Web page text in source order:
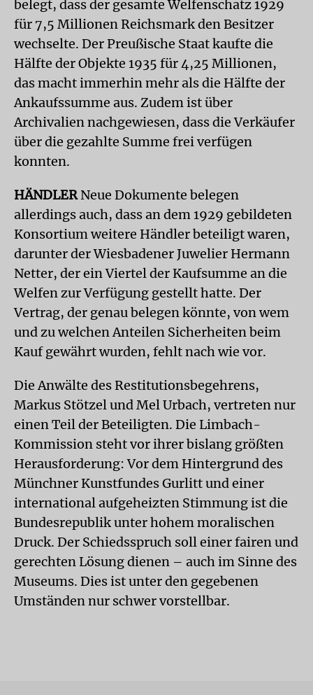
belegt, dass der gesamte Welfenschatz 1929
für 7,5 Millionen Reichsmark den Besitzer
wechselte. Der Preußische Staat kaufte die
Hälfte der Objekte 1935 für 4,25 Millionen,
das macht immerhin mehr als die Hälfte der
Ankaufssumme aus. Zudem ist über
Archivalien nachgewiesen, dass die Verkäufer
über die gezahlte Summe frei verfügen
konnten.
HÄNDLERNeue Dokumente belegen
allerdings auch, dass an dem 1929 gebildeten
Konsortium weitere Händler beteiligt waren,
darunter der Wiesbadener Juwelier Hermann
Netter, der ein Viertel der Kaufsumme an die
Welfen zur Verfügung gestellt hatte. Der
Vertrag, der genau belegen könnte, von wem
und zu welchen Anteilen Sicherheiten beim
Kauf gewährt wurden, fehlt nach wie vor.
Die Anwälte des Restitutionsbegehrens,
Markus Stötzel und Mel Urbach, vertreten nur
einen Teil der Beteiligten. Die Limbach-
Kommission steht vor ihrer bislang größten
Herausforderung: Vor dem Hintergrund des
Münchner Kunstfundes Gurlitt und einer
international aufgeheizten Stimmung ist die
Bundesrepublik unter hohem moralischen
Druck. Der Schiedsspruch soll einer fairen und
gerechten Lösung dienen – auch im Sinne des
Museums. Dies ist unter den gegebenen
Umständen nur schwer vorstellbar.